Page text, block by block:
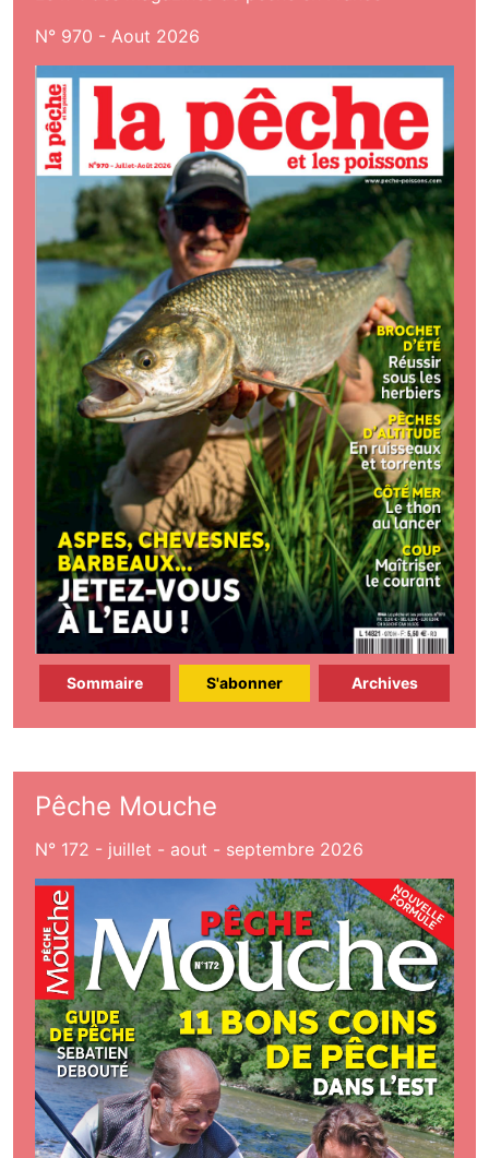
N° 970 - Aout 2026
Sommaire S'abonner Archives
Pêche Mouche
N° 172 - juillet - aout - septembre 2026